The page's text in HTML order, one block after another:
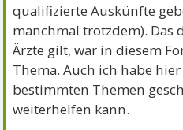
qualifizierte Auskünfte
manchmal trotzdem). Das
Ärzte gilt, war in diesem
Thema. Auch ich habe
bestimmten Themen
weiterhelfen kann.